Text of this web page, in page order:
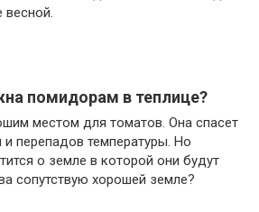
весной.
помидорам в теплице?
местом для томатов. Она спасет
перепадов температуры. Но
о земле в которой они будут
сопутствую хорошей земле?